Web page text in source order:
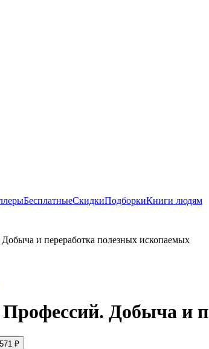
БесплатныеСкидкиПодборкиКниги людям
Добыча и
571 ₽